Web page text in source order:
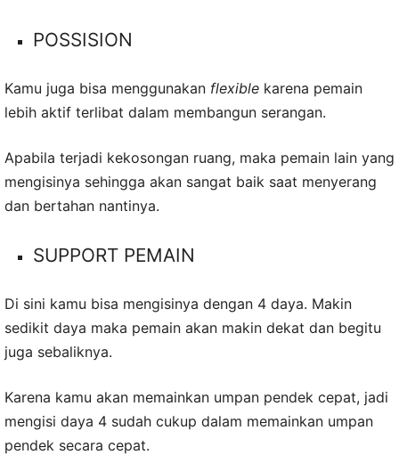
POSSISION
Kamu juga bisa menggunakan flexible karena pemain
lebih aktif terlibat dalam membangun serangan.
Apabila terjadi kekosongan ruang, maka pemain lain yang
mengisinya sehingga akan sangat baik saat menyerang
dan bertahan nantinya.
SUPPORT PEMAIN
Di sini kamu bisa mengisinya dengan 4 daya. Makin
sedikit daya maka pemain akan makin dekat dan begitu
juga sebaliknya.
Karena kamu akan memainkan umpan pendek cepat, jadi
mengisi daya 4 sudah cukup dalam memainkan umpan
pendek secara cepat.